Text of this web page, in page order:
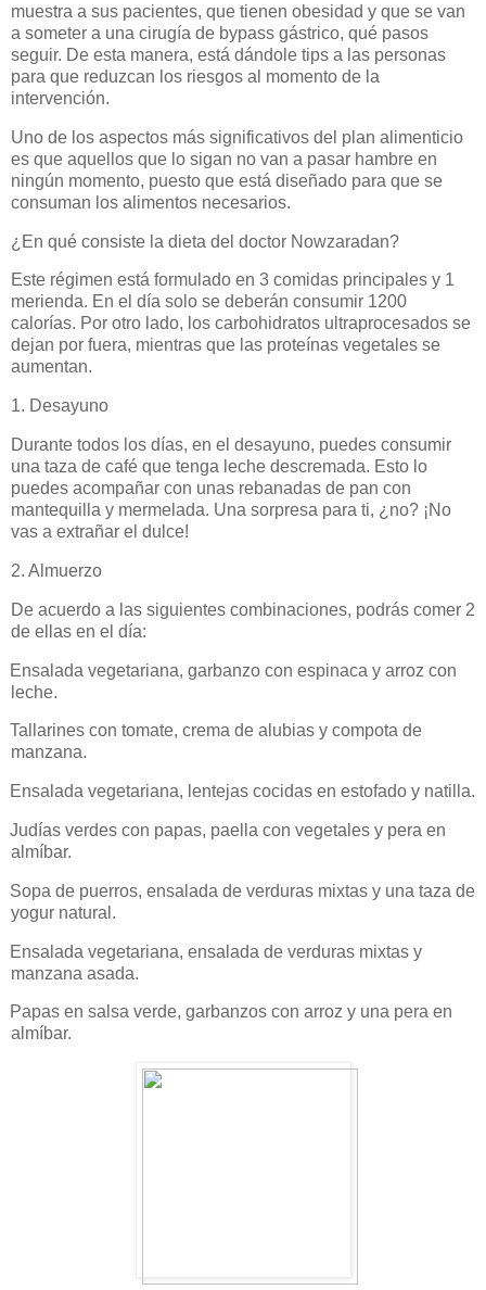
muestra a sus pacientes, que tienen obesidad y que se van
a someter a una cirugía de bypass gástrico, qué pasos
seguir. De esta manera, está dándole tips a las personas
para que reduzcan los riesgos al momento de la
intervención.
Uno de los aspectos más significativos del plan alimenticio
es que aquellos que lo sigan no van a pasar hambre en
ningún momento, puesto que está diseñado para que se
consuman los alimentos necesarios.
¿En qué consiste la dieta del doctor Nowzaradan?
Este régimen está formulado en 3 comidas principales y 1
merienda. En el día solo se deberán consumir 1200
calorías. Por otro lado, los carbohidratos ultraprocesados se
dejan por fuera, mientras que las proteínas vegetales se
aumentan.
1. Desayuno
Durante todos los días, en el desayuno, puedes consumir
una taza de café que tenga leche descremada. Esto lo
puedes acompañar con unas rebanadas de pan con
mantequilla y mermelada. Una sorpresa para ti, ¿no? ¡No
vas a extrañar el dulce!
2. Almuerzo
De acuerdo a las siguientes combinaciones, podrás comer 2
de ellas en el día:
Ensalada vegetariana, garbanzo con espinaca y arroz con
leche.
Tallarines con tomate, crema de alubias y compota de
manzana.
Ensalada vegetariana, lentejas cocidas en estofado y natilla.
Judías verdes con papas, paella con vegetales y pera en
almíbar.
Sopa de puerros, ensalada de verduras mixtas y una taza de
yogur natural.
Ensalada vegetariana, ensalada de verduras mixtas y
manzana asada.
Papas en salsa verde, garbanzos con arroz y una pera en
almíbar.